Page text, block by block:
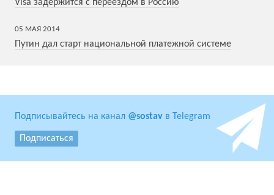
Visa задержится с переездом в Россию
05 МАЯ 2014
Путин дал старт национальной платежной системе
Подписывайтесь на канал @sostav в Telegram
Подписаться